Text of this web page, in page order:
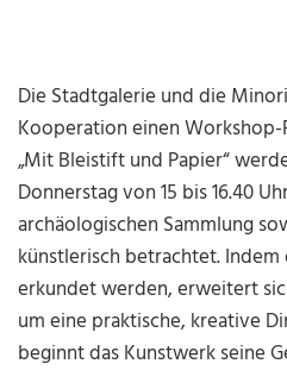
Die Stadtgalerie und die
Kooperation einen
„Mit Bleistift und Papier“
Donnerstag von 15 bis 16.40
archäologischen Sammlung
künstlerisch betrachtet.
erkundet werden, erweitert
um eine praktische, kreative
beginnt das Kunstwerk seine